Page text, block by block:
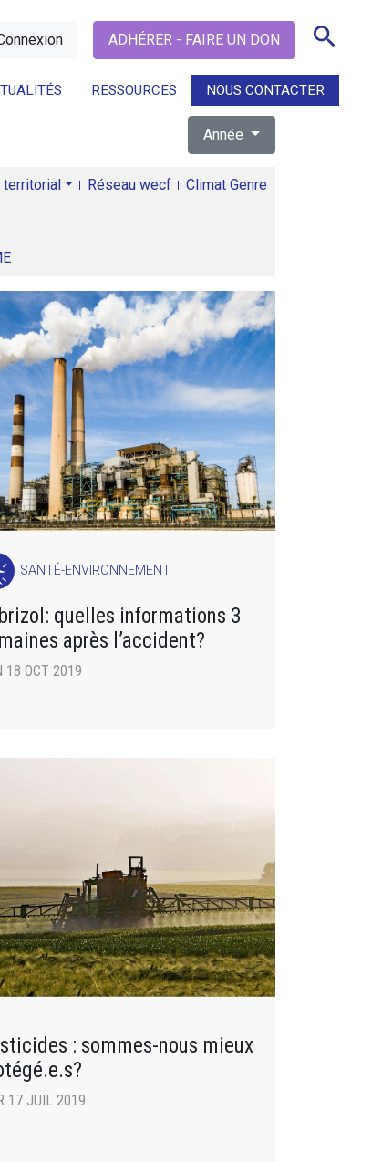
ADHÉRER - FAIRE UN DON search
RESSOURCES NOUS CONTACTER
search
Année
territorial Réseau wecf Climat Genre
SANTÉ-ENVIRONNEMENT
quelles informations 3
après l’accident?
18 OCT 2019
: sommes-nous mieux
17 JUIL 2019